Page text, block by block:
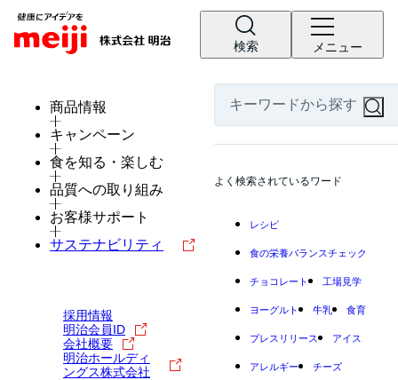
検索 メニュー
商品情報
キャンペーン
食を知る・楽しむ
品質への取り組み
お客様サポート
サステナビリティ
採用情報
明治会員ID
会社概要
明治ホールディ
ングス株式会社
よく検索されているワード
レシピ
食の栄養バランスチェック
チョコレート 工場見学
ヨーグルト 牛乳 食育
プレスリリース アイス
アレルギー チーズ